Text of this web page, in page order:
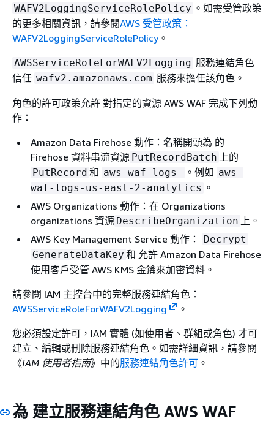
WAFV2LoggingServiceRolePolicy 。如需受管政策
的更多相關資訊，請參閱AWS 受管政策：
WAFV2LoggingServiceRolePolicy。
AWSServiceRoleForWAFV2Logging 服務連結角色
信任 wafv2.amazonaws.com 服務來擔任該角色。
角色的許可政策允許 對指定的資源 AWS WAF 完成下列動
作：
Amazon Data Firehose 動作：名稱開頭為 的
Firehose 資料串流資源 PutRecordBatch 上的
PutRecord 和 aws-waf-logs- 。例如 aws-
waf-logs-us-east-2-analytics 。
AWS Organizations 動作：在 Organizations
organizations 資源 DescribeOrganization 上。
AWS Key Management Service 動作：
Decrypt
GenerateDataKey 和 允許 Amazon Data Firehose
使用客戶受管 AWS KMS 金鑰來加密資料。
請參閱 IAM 主控台中的完整服務連結角色：
AWSServiceRoleForWAFV2Logging
。
您必須設定許可，IAM 實體 (如使用者、群組或角色) 才可
建立、編輯或刪除服務連結角色。如需詳細資訊，請參閱
《IAM 使用者指南》中的服務連結角色許可 。
為 建立服務連結角色 AWS WAF